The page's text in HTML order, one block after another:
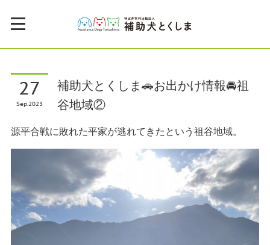
27
Sep2023
補助犬とくしま🚗お出かけ情報🚘祖
谷地域②
源平合戦に敗れた平家が逃れてきたという祖谷地域。